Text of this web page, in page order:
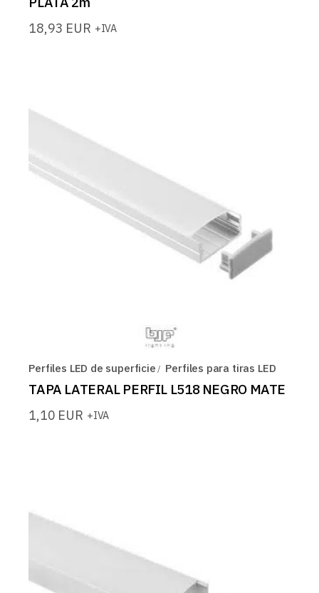
18,93 EUR +IVA
Perfiles LED de superficie Perfiles para tiras LED
TAPA LATERAL PERFIL L518 NEGRO MATE
1,10 EUR +IVA